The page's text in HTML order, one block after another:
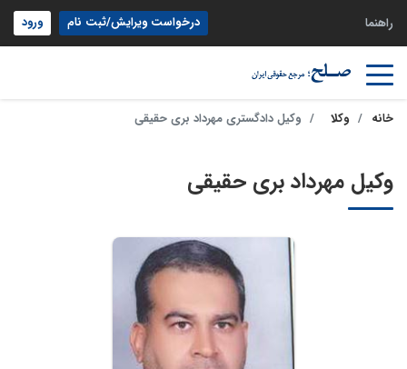
راهنما درخواست ویرایش/ثبت نام ورود
خانه وکلا وکیل دادگستری مهرداد بری حقیقی
وکیل مهرداد بری حقیقی